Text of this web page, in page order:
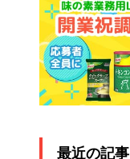
最近の記事